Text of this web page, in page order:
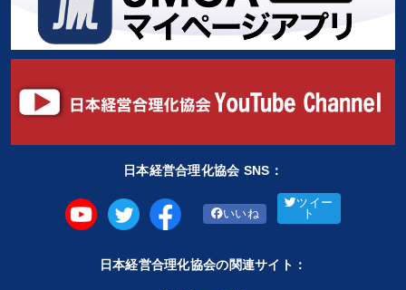
日本経営合理化協会 SNS：
いいね
ツイー
ト
日本経営合理化協会の関連サイト：